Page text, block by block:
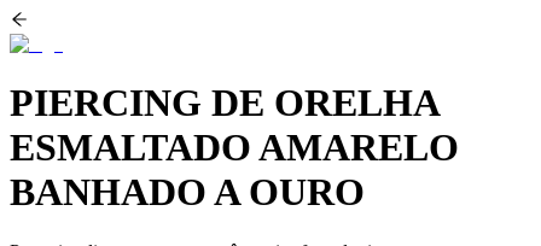
PIERCING DE ORELHA
ESMALTADO AMARELO
BANHADO A OURO